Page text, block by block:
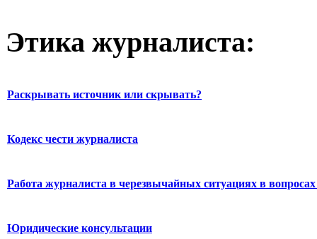
Этика журналиста:
Раскрывать источник или скрывать?
Кодекс чести журналиста
Работа журналиста в черезвычайных ситуациях в вопросах
Юридические консультации